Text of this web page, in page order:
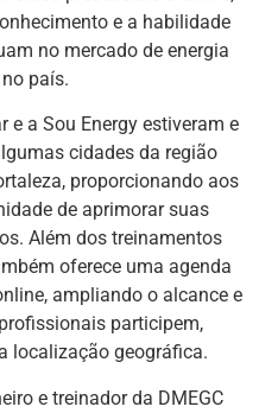
e a habilidade
no mercado de energia
país.
e a Sou Energy estiveram e
cidades da região
proporcionando aos
de aprimorar suas
Além dos treinamentos
oferece uma agenda
ampliando o alcance e
participem,
localização geográfica.
e treinador da DMEGC